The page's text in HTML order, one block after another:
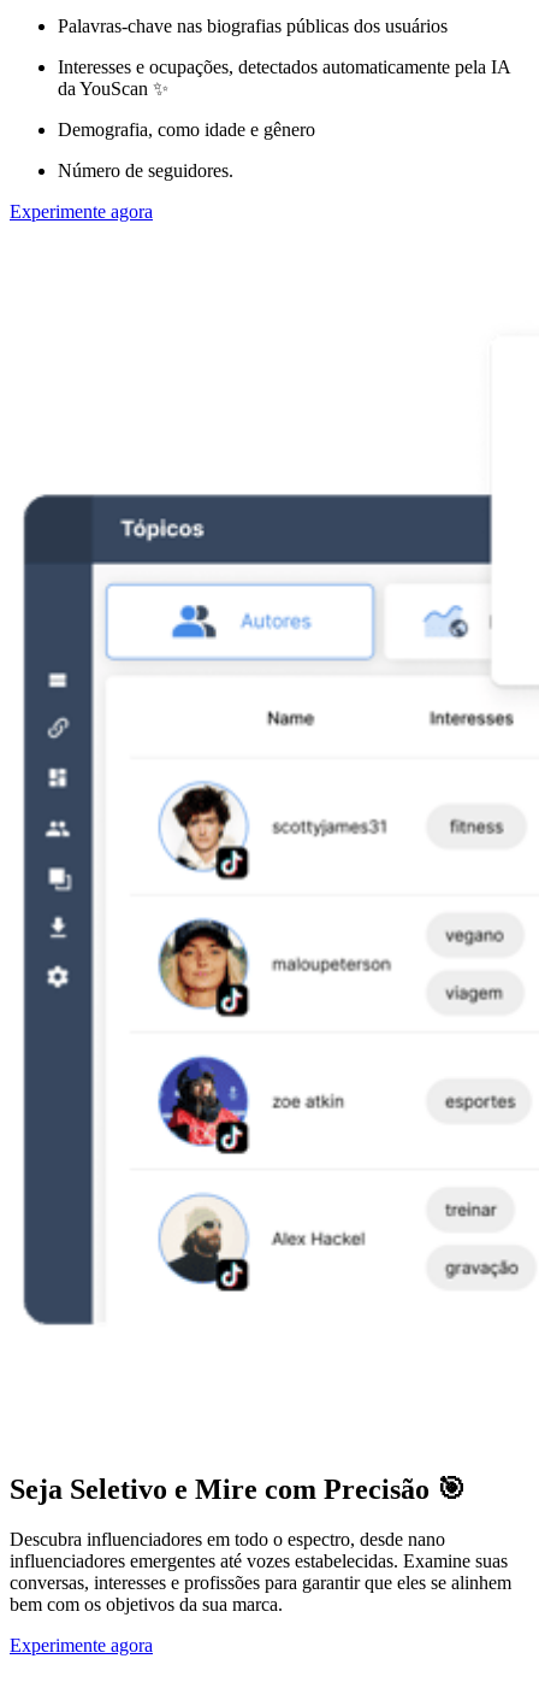
Palavras-chave nas biografias públicas dos usuários
Interesses e ocupações, detectados automaticamente pela IA
da YouScan ✨
Demografia, como idade e gênero
Número de seguidores.
Experimente agora
Seja Seletivo e Mire com Precisão 🎯
Descubra influenciadores em todo o espectro, desde nano
influenciadores emergentes até vozes estabelecidas. Examine suas
conversas, interesses e profissões para garantir que eles se alinhem
bem com os objetivos da sua marca.
Experimente agora